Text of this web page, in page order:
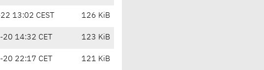
13:02 CEST 126 KiB
14:32 CET 123 KiB
22:17 CET 121 KiB